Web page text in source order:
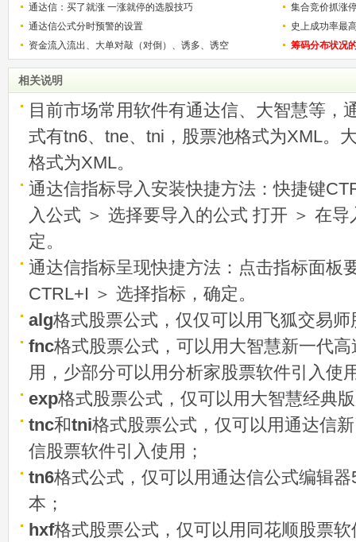
用
通达信：买了就涨 一涨就停的选股技巧
集合竞价抓涨
通达信公式分时预警的设置
史上成功率最
称选股法宝！
资金流入流出、大单对敲（对倒）、诱多、诱空 筹码分布状况
相关说明
目前市场常用软件有通达信、大智慧等，
式有tn6、tne、tni，股票池格式为XML。
格式为XML。
通达信指标导入安装快捷方法：快捷键
入公式 ＞ 选择要导入的公式 打开 ＞ 在
定。
通达信指标呈现快捷方法：点击指标面板
CTRL+I ＞ 选择指标，确定。
alg格式股票公式，仅仅可以用飞狐交易
fnc格式股票公式，可以用大智慧新一代
用，少部分可以用分析家股票软件引入使
exp格式股票公式，仅可以用大智慧经典
tnc和tni格式股票公式，仅可以用通达信
信股票软件引入使用；
tn6格式公式，仅可以用通达信公式编辑
本；
hxf格式股票公式，仅可以用同花顺股票